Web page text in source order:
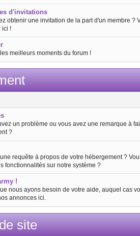
d'invitations
obtenir une invitation de la part d'un membre ?
ici !
meilleurs moments du forum !
un problème ou vous avez une remarque à
?
requête à propos de votre hébergement ?
fonctionnalités sur notre système ?
!
nous ayons besoin de votre aide, auquel cas
annonces ici.
site